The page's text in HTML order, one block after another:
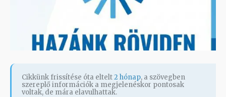
Cikkünk frissítése óta eltelt2 hónap, a szövegben
szereplő információk a megjelenéskor pontosak
voltak, de mára elavulhattak.